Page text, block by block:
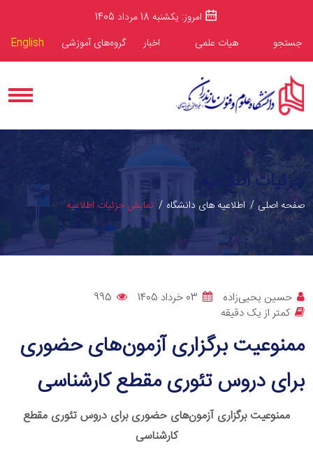
امروز: یکشنبه 18 مرداد 1405
جستجو
هیات علمی اخبار گروه‌های آموزشی English
جزئیات اطلاعیه
صفحه اصلی اطلاعیه های دانشگاه نمایش جزئیات اطلاعیه
حسین یحیی‌زاده 03 خرداد 1405
995
کمتر از یک دقیقه
ممنوعیت برگزاری آزمون‌های حضوری
برای دروس تئوری مقطع کارشناسی
ممنوعیت برگزاری آزمون‌های حضوری برای دروس تئوری مقطع
کارشناسی